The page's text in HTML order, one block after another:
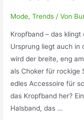
Mode,Trends / Von
Kropfband – das klingt
Ursprung liegt auch in
wird der breite, eng
als Choker für rockige
edles Accessoire für
das Kropfband her?
Halsband, das …